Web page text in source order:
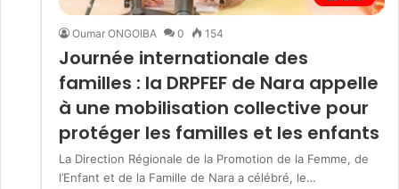
Oumar ONGOIBA 0 154
Journée internationale des
familles : la DRPFEF de Nara appelle
à une mobilisation collective pour
protéger les familles et les enfants
La Direction Régionale de la Promotion de la Femme, de
l’Enfant et de la Famille de Nara a célébré, le…